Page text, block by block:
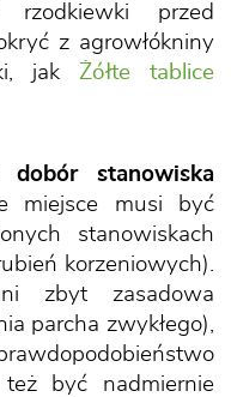
rzodkiewki przed
z agrowłókniny
jak Żółte tablice
stanowiska
miejsce musi być
stanowiskach
korzeniowych).
zbyt zasadowa
parcha zwykłego),
być nadmiernie